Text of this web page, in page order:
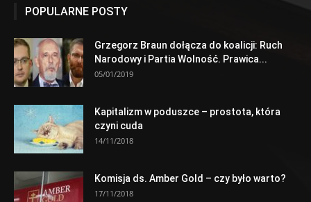
POPULARNE POSTY
Grzegorz Braun dołącza do koalicji: Ruch
Narodowy i Partia Wolność. Prawica...
05/01/2019
Kapitalizm w poduszce – prostota, która
czyni cuda
14/11/2018
Komisja ds. Amber Gold – czy było warto?
17/11/2018